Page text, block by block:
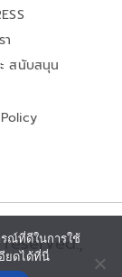
า
สนับสนุน
ณ์ที่ดีในการใช้
ยดได้ที่นี่